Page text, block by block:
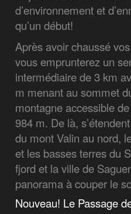
d’environnement et
qu’un début!
Après avoir chaussé
vous emprunterez un
intermédiaire de 3 km
m menant au sommet
montagne accessible
984 m. De là,
du mont Valin au nord,
et les basses terres du
fjord et la ville de
panorama à couper le
Nouveau! Le Passage